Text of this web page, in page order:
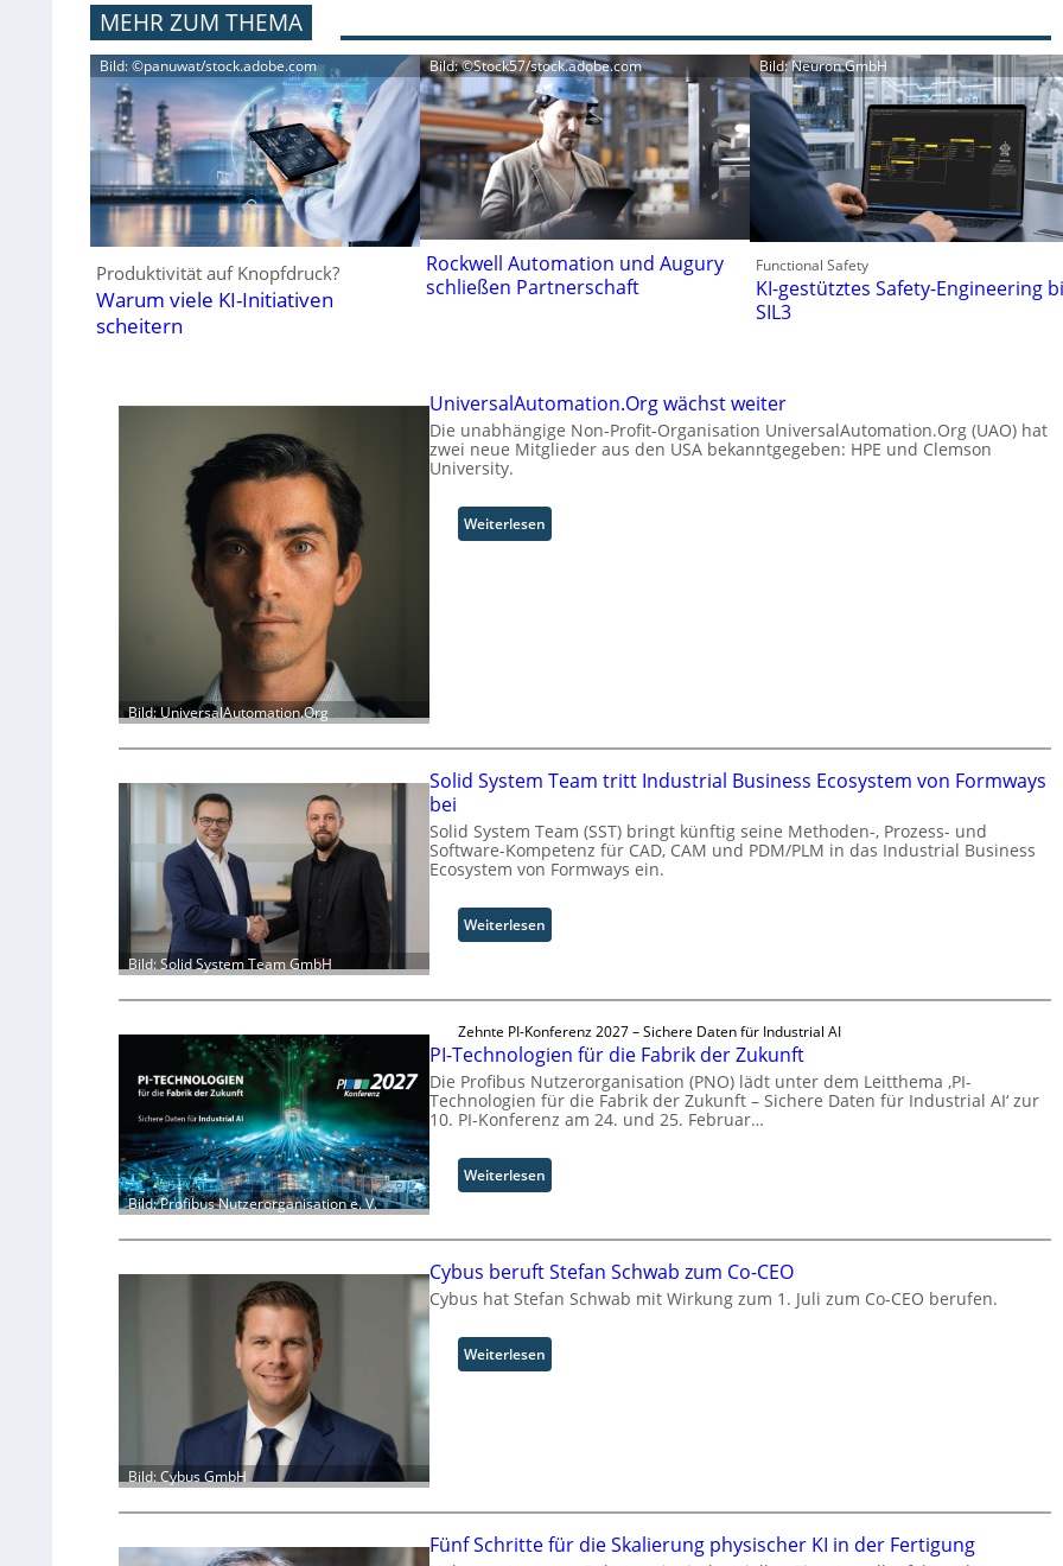
MEHR ZUM THEMA
Bild: ©panuwat/stock.adobe.com
Produktivität auf Knopfdruck?
Warum viele KI-Initiativen
scheitern
Bild: ©Stock57/stock.adobe.com
Rockwell Automation und Augury
schließen Partnerschaft
Bild: Neuron GmbH
Functional Safety
KI-gestütztes Safety-Engineering
SIL3
Bild: UniversalAutomation.Org
UniversalAutomation.Org wächst weiter
Die unabhängige Non-Profit-Organisation UniversalAutomation.Org (UAO) hat
zwei neue Mitglieder aus den USA bekanntgegeben: HPE und Clemson
University.
Weiterlesen
U
A
u
m
a
i
O
g
w
ä
c
h
s
i
t
e
Bild: Solid System Team GmbH
Solid System Team tritt Industrial Business Ecosystem von Formways
bei
Solid System Team (SST) bringt künftig seine Methoden-, Prozess- und
Software-Kompetenz für CAD, CAM und PDM/PLM in das Industrial Business
Ecosystem von Formways ein.
Weiterlesen
S
d
S
y
s
t
T
a
m
t
r
t
t
r
Bild: Profibus Nutzerorganisation e. V.
Zehnte PI-Konferenz 2027 – Sichere Daten für Industrial AI
PI-Technologien für die Fabrik der Zukunft
Die Profibus Nutzerorganisation (PNO) lädt unter dem Leitthema ‚PI-
Technologien für die Fabrik der Zukunft – Sichere Daten für Industrial AI‘ zur
10. PI-Konferenz am 24. und 25. Februar…
Weiterlesen
P
-
T
c
o
n
f
ü
Bild: Cybus GmbH
Cybus beruft Stefan Schwab zum Co-CEO
Cybus hat Stefan Schwab mit Wirkung zum 1. Juli zum Co-CEO berufen.
Weiterlesen
C
e
r
u
Fünf Schritte für die Skalierung physischer KI in der Fertigung